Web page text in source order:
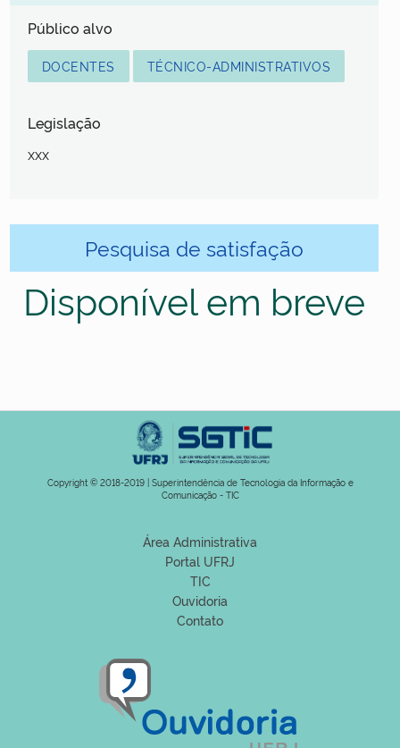
Público alvo
DOCENTES TÉCNICO-ADMINISTRATIVOS
Legislação
xxx
Pesquisa de satisfação
Disponível em breve
Copyright © 2018-2019 | Superintendência de Tecnologia da Informação e
Comunicação - TIC
Área Administrativa
Portal UFRJ
TIC
Ouvidoria
Contato